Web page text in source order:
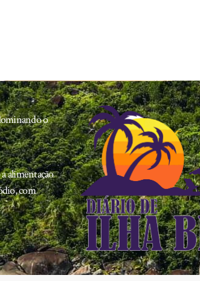
o
alimentação
com